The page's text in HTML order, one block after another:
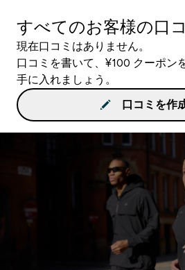
すべてのお客様の口
現在口コミはありません。
口コミを書いて、¥100 クーポン
手に入れましょう。
口コミを作